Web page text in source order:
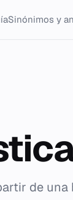
Sinónimos y
de una